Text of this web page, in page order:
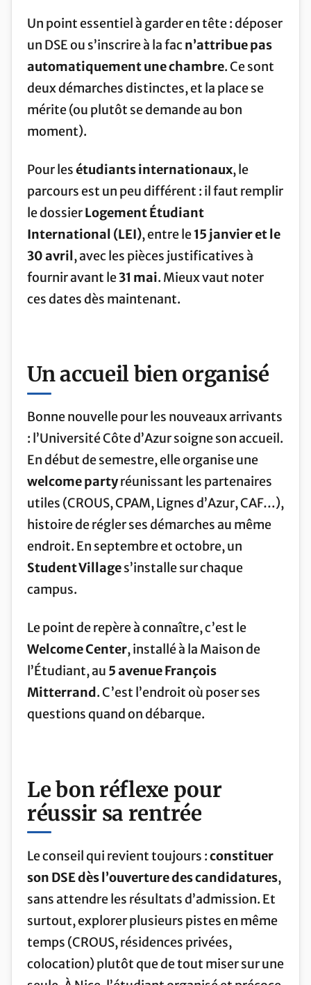
Un point essentiel à garder en tête : déposer
un DSE ou s’inscrire à la fac n’attribue pas
automatiquement une chambre. Ce sont
deux démarches distinctes, et la place se
mérite (ou plutôt se demande au bon
moment).
Pour lesétudiants internationaux, le
parcours est un peu différent : il faut remplir
le dossierLogement Étudiant
International (LEI), entre le15 janvier et le
30 avril, avec les pièces justificatives à
fournir avant le31 mai. Mieux vaut noter
ces dates dès maintenant.
Un accueil bien organisé
Bonne nouvelle pour les nouveaux arrivants
: l’Université Côte d’Azur soigne son accueil.
En début de semestre, elle organise une
welcome partyréunissant les partenaires
utiles (CROUS, CPAM, Lignes d’Azur, CAF…),
histoire de régler ses démarches au même
endroit. En septembre et octobre, un
Student Villages’installe sur chaque
campus.
Le point de repère à connaître, c’est le
Welcome Center, installé à la Maison de
l’Étudiant, au 5 avenue François
Mitterrand. C’est l’endroit où poser ses
questions quand on débarque.
Le bon réflexe pour
réussir sa rentrée
Le conseil qui revient toujours :constituer
son DSE dès l’ouverture des candidatures,
sans attendre les résultats d’admission. Et
surtout, explorer plusieurs pistes en même
temps (CROUS, résidences privées,
colocation) plutôt que de tout miser sur une